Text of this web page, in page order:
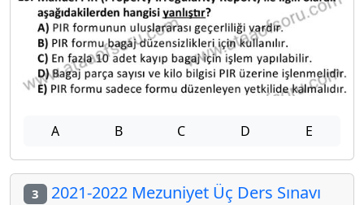
A B C D E
3 2021-2022 Mezuniyet Üç Ders Sınavı